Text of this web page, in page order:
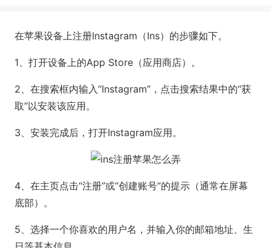
在苹果设备上注册Instagram（Ins）的步骤如下。
1、打开设备上的App Store（应用商店）。
2、在搜索框内输入“Instagram”，点击搜索结果中的“获
取”以安装该应用。
3、安装完成后，打开Instagram应用。
4、在主页点击“注册”或“创建账号”的提示（通常在屏幕
底部）。
5、选择一个你喜欢的用户名，并输入你的邮箱地址、生